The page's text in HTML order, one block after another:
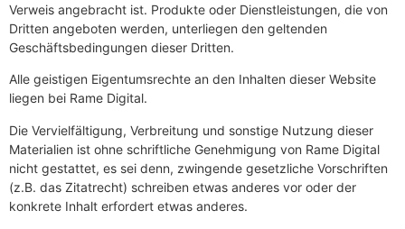
Verweis angebracht ist. Produkte oder Dienstleistungen, die von
Dritten angeboten werden, unterliegen den geltenden
Geschäftsbedingungen dieser Dritten.
Alle geistigen Eigentumsrechte an den Inhalten dieser Website
liegen bei Rame Digital.
Die Vervielfältigung, Verbreitung und sonstige Nutzung dieser
Materialien ist ohne schriftliche Genehmigung von Rame Digital
nicht gestattet, es sei denn, zwingende gesetzliche Vorschriften
(z.B. das Zitatrecht) schreiben etwas anderes vor oder der
konkrete Inhalt erfordert etwas anderes.